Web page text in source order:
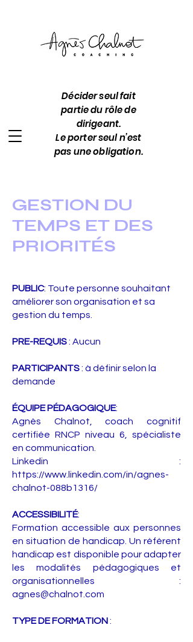
Décider seul fait
partie du rôle de
dirigeant.
Le porter seul n’est
pas une obligation.
GESTION DU
TEMPS ET DES
PRIORITÉS
PUBLIC: Toute personne souhaitant
améliorer son organisation et sa
gestion du temps.
PRE-REQUIS: Aucun
PARTICIPANTS: à définir selon la
demande
ÉQUIPE PÉDAGOGIQUE:
Agnès Chalnot, coach cognitif
certifiée RNCP niveau 6, spécialiste
en communication.
Linkedin :
https://www.linkedin.com/in/agnes-
chalnot-088b1316/
ACCESSIBILITÉ:
Formation accessible aux personnes
en situation de handicap. Un référent
handicap est disponible pour adapter
les modalités pédagogiques et
organisationnelles :
agnes@chalnot.com
TYPE DE FORMATION: